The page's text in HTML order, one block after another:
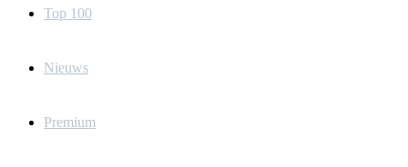
Top 100
Nieuws
Premium